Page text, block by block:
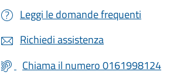
Leggi le domande frequenti
Richiedi assistenza
Chiama il numero 0161998124